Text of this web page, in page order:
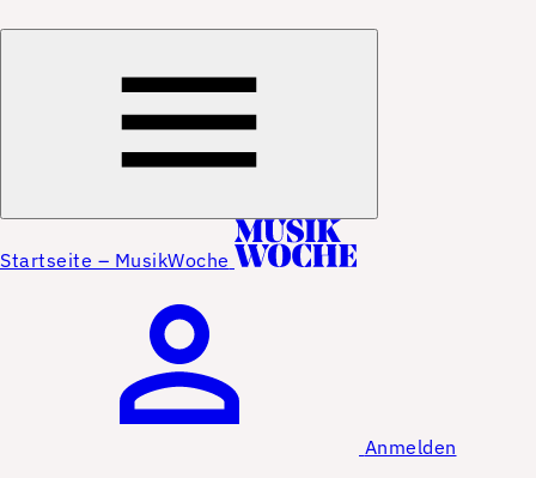
Startseite – MusikWoche
Anmelden